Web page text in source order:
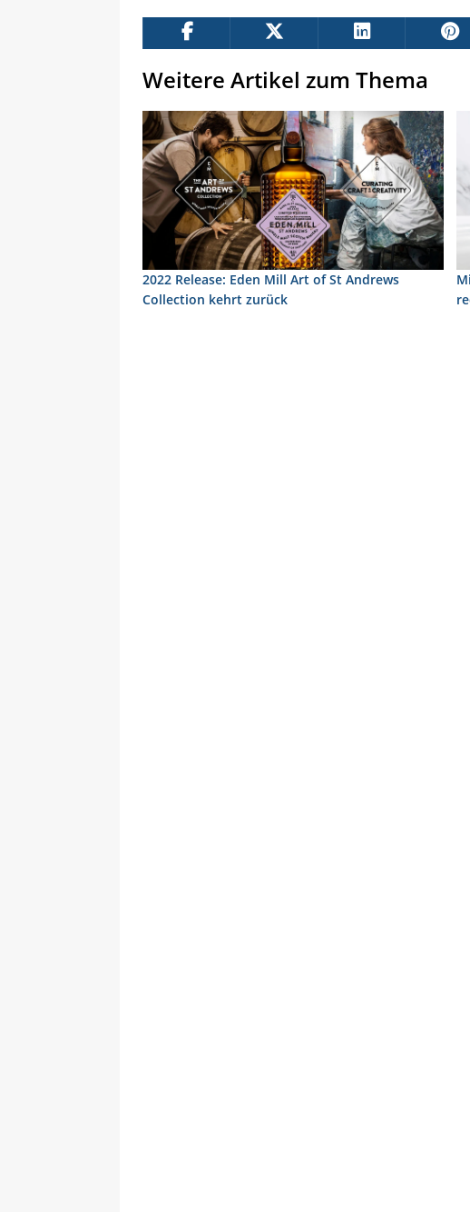
Weitere Artikel zum Thema
2022 Release: Eden Mill Art of St Andrews
Collection kehrt zurück